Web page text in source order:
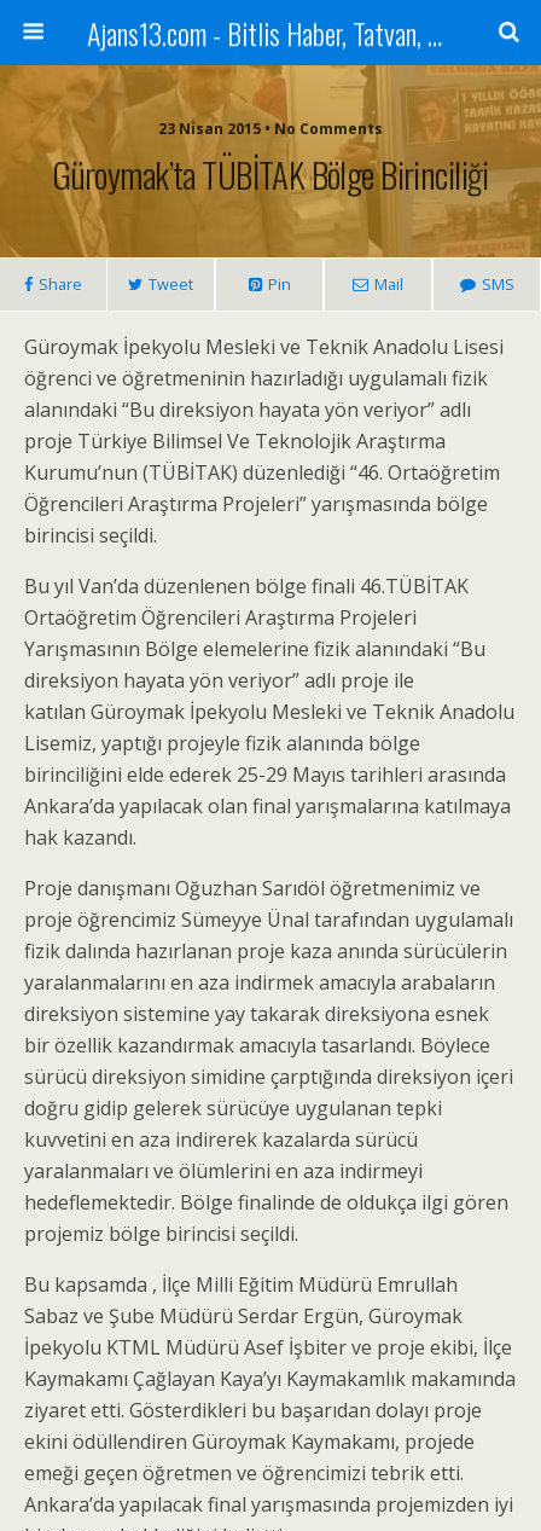
Ajans13.com - Bitlis Haber, Tatvan, Ahlat, Adilcevaz, Mutki, Hizan, Güroymak, Gazete, Ajans, 13, Haber
23 Nisan 2015 • No Comments
Güroymak’ta TÜBİTAK Bölge Birinciliği
Share Tweet Pin Mail SMS
Güroymak İpekyolu Mesleki ve Teknik Anadolu Lisesi
öğrenci ve öğretmeninin hazırladığı uygulamalı fizik
alanındaki “Bu direksiyon hayata yön veriyor” adlı
proje Türkiye Bilimsel Ve Teknolojik Araştırma
Kurumu’nun (TÜBİTAK) düzenlediği “46. Ortaöğretim
Öğrencileri Araştırma Projeleri” yarışmasında bölge
birincisi seçildi.
Bu yıl Van’da düzenlenen bölge finali 46.TÜBİTAK
Ortaöğretim Öğrencileri Araştırma Projeleri
Yarışmasının Bölge elemelerine fizik alanındaki “Bu
direksiyon hayata yön veriyor” adlı proje ile
katılan Güroymak İpekyolu Mesleki ve Teknik Anadolu
Lisemiz, yaptığı projeyle fizik alanında bölge
birinciliğini elde ederek 25-29 Mayıs tarihleri arasında
Ankara’da yapılacak olan final yarışmalarına katılmaya
hak kazandı.
Proje danışmanı Oğuzhan Sarıdöl öğretmenimiz ve
proje öğrencimiz Sümeyye Ünal tarafından uygulamalı
fizik dalında hazırlanan proje kaza anında sürücülerin
yaralanmalarını en aza indirmek amacıyla arabaların
direksiyon sistemine yay takarak direksiyona esnek
bir özellik kazandırmak amacıyla tasarlandı. Böylece
sürücü direksiyon simidine çarptığında direksiyon içeri
doğru gidip gelerek sürücüye uygulanan tepki
kuvvetini en aza indirerek kazalarda sürücü
yaralanmaları ve ölümlerini en aza indirmeyi
hedeflemektedir. Bölge finalinde de oldukça ilgi gören
projemiz bölge birincisi seçildi.
Bu kapsamda , İlçe Milli Eğitim Müdürü Emrullah
Sabaz ve Şube Müdürü Serdar Ergün, Güroymak
İpekyolu KTML Müdürü Asef İşbiter ve proje ekibi, İlçe
Kaymakamı Çağlayan Kaya’yı Kaymakamlık makamında
ziyaret etti. Gösterdikleri bu başarıdan dolayı proje
ekini ödüllendiren Güroymak Kaymakamı, projede
emeği geçen öğretmen ve öğrencimizi tebrik etti.
Ankara’da yapılacak final yarışmasında projemizden iyi